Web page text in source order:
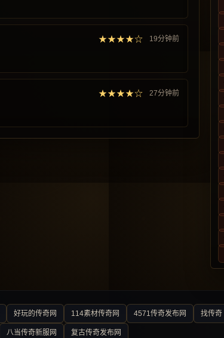
★★★★☆ 19分钟前
★★★★☆ 27分钟前
好玩的传奇网 114素材传奇网 4571传奇发布网 找传奇
八当传奇新服网 复古传奇发布网